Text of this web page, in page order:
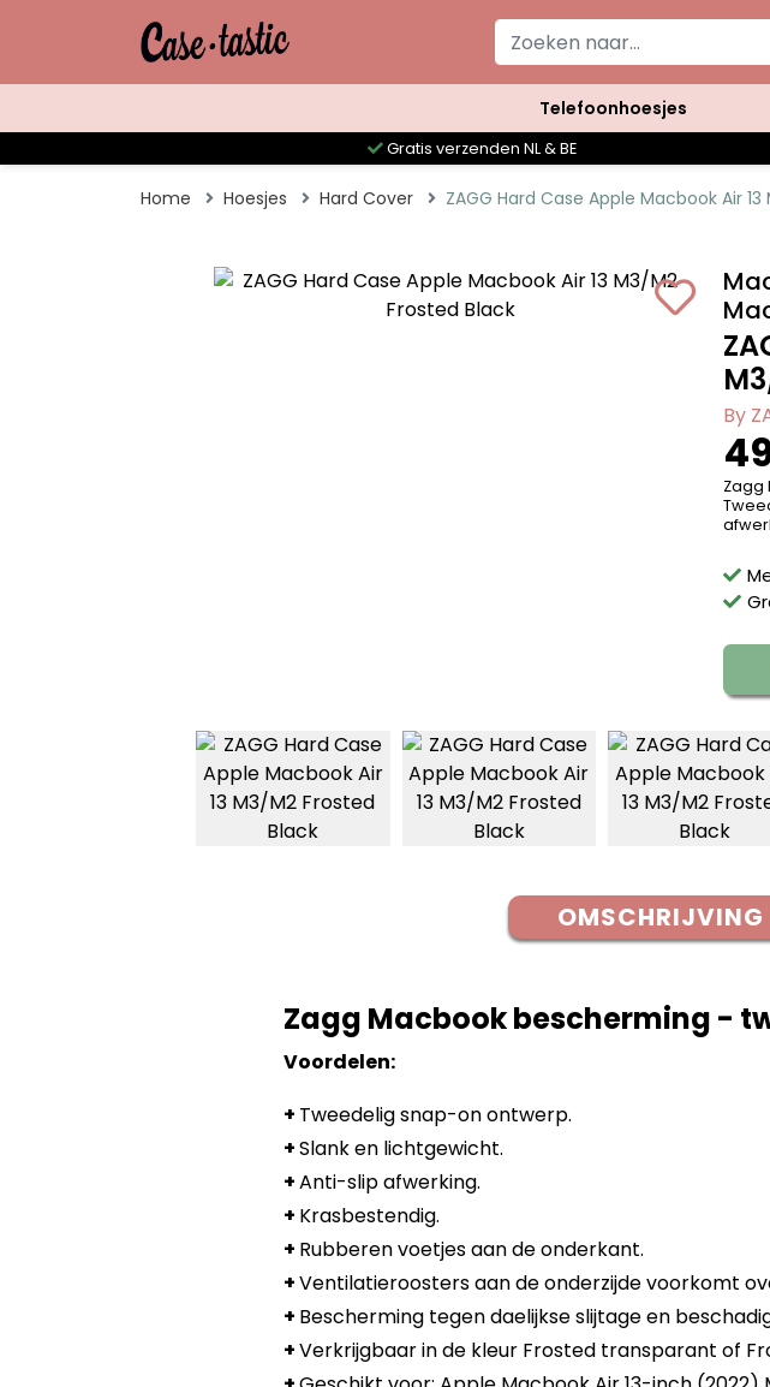
Telefoonhoesjes
Gratis verzenden NL & BE
Home Hoesjes Hard Cover ZAGG Hard Case Apple Macbook Air
By
Zagg
OMSCHRIJVING
Zagg Macbook bescherming -
Voordelen:
+ Tweedelig snap-on ontwerp.
+Slank en lichtgewicht.
+Anti-slip afwerking.
+ Krasbestendig.
+ Rubberen voetjes aan de onderkant.
+Ventilatieroosters aan de onderzijde voorkomt
+ Bescherming tegen daelijkse slijtage en
+Verkrijgbaar in de kleur Frosted transparant of